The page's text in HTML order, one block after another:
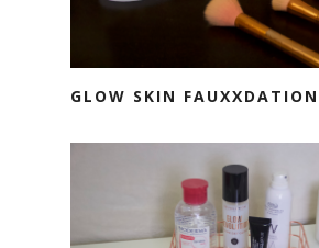
GLOW SKIN FAUXXDATION